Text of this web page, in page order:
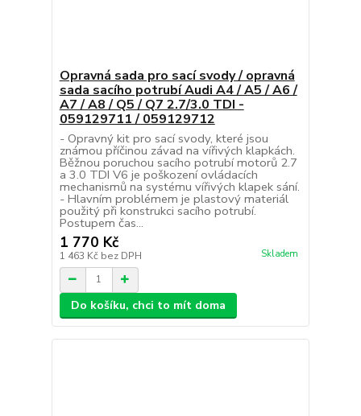
Opravná sada pro sací svody / opravná
sada sacího potrubí Audi A4 / A5 / A6 /
A7 / A8 / Q5 / Q7 2.7/3.0 TDI -
059129711 / 059129712
- Opravný kit pro sací svody, které jsou
známou příčinou závad na vířivých klapkách.
Běžnou poruchou sacího potrubí motorů 2.7
a 3.0 TDI V6 je poškození ovládacích
mechanismů na systému vířivých klapek sání.
- Hlavním problémem je plastový materiál
použitý při konstrukci sacího potrubí.
Postupem čas...
1 770 Kč
1 463 Kč bez DPH Skladem
Do košíku, chci to mít doma